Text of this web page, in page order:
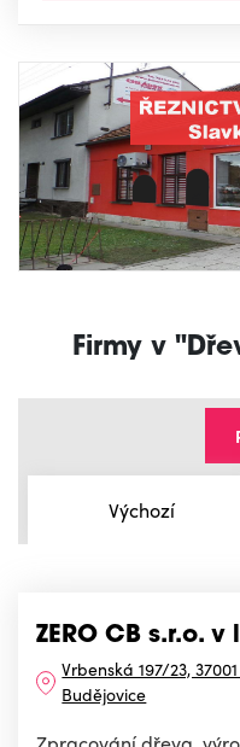
Firmy v
Výchozí
ZERO CB s.r.o.
Vrbenská 197/23,
Budějovice